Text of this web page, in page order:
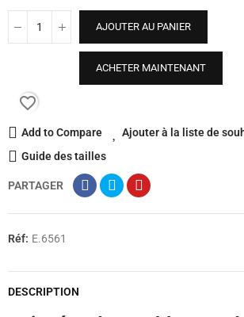
AJOUTER AU PANIER
ACHETER MAINTENANT
favorite_border
Add to Compare
Ajouter à la liste de
Guide des tailles
PARTAGER
Réf: E.6561
DESCRIPTION